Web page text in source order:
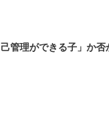
管理ができる子」か否